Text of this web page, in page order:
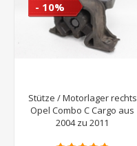
- 10%
Stütze / Motorlager rechts
Opel Combo C Cargo aus
2004 zu 2011